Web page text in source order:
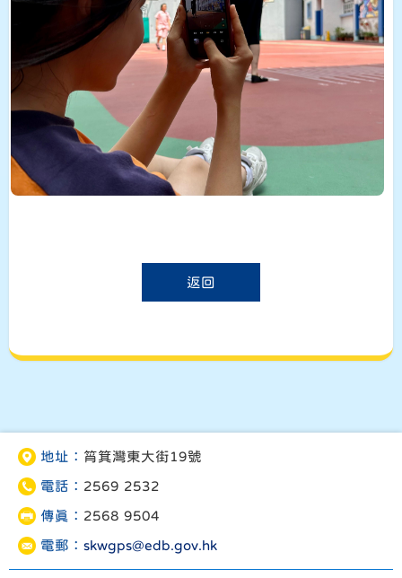
返回
地址： 筲箕灣東大街19號
電話： 2569 2532
傳真： 2568 9504
電郵： skwgps@edb.gov.hk